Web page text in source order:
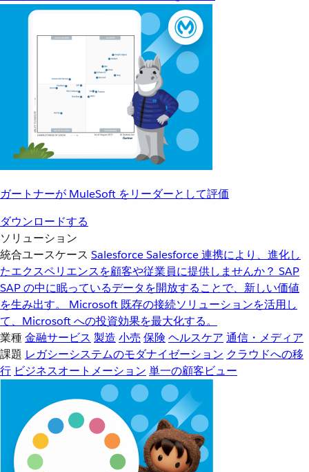
ガートナーが MuleSoft をリーダーとして評価
ダウンロードする
ソリューション
統合ユースケース SalesforceSalesforce 連携により、進化し
たエクスペリエンスを顧客や従業員に提供しませんか？ SAP
SAP の中に眠っているデータを開放することで、新しい価値
を生み出す。
Microsoft 既存の接続ソリューションを活用し
て、Microsoft への投資効果を最大化する。
業種金融サービス 製造 小売 保険 ヘルスケア 通信・メディア
課題 レガシーシステムのモダナイゼーション クラウドへの移
行 ビジネスオートメーション 単一の顧客ビュー